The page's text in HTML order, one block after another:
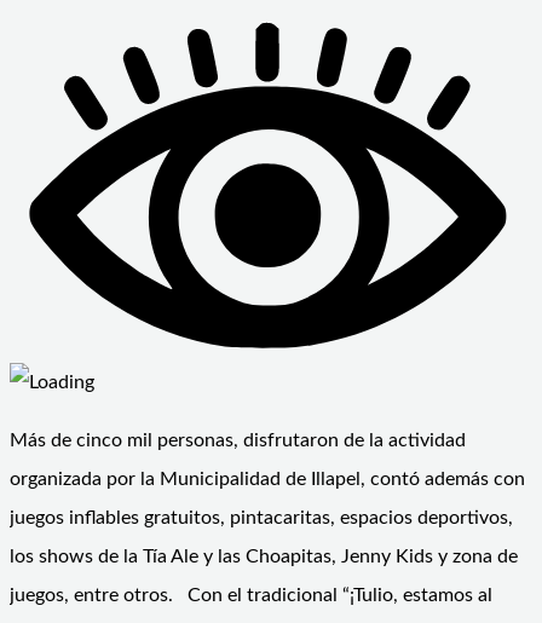
Más de cinco mil personas, disfrutaron de la actividad
organizada por la Municipalidad de Illapel, contó además con
juegos inflables gratuitos, pintacaritas, espacios deportivos,
los shows de la Tía Ale y las Choapitas, Jenny Kids y zona de
juegos, entre otros. Con el tradicional “¡Tulio, estamos al